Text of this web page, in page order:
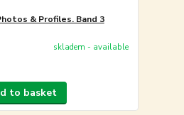
& Profiles. Band 3
skladem - available
to basket